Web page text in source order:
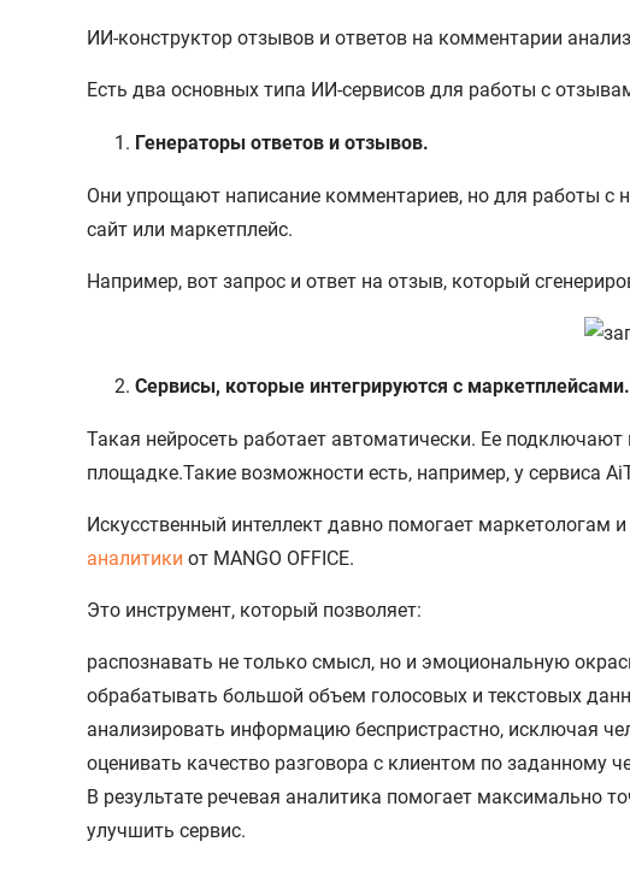
ИИ-конструктор отзывов и ответов на комментарии
Есть два основных типа ИИ-сервисов для работы с
Генераторы ответов и отзывов.
Они упрощают написание комментариев, но для работы с
сайт или маркетплейс.
Например, вот запрос и ответ на отзыв, который
Сервисы, которые интегрируются с маркетплейсами.
Такая нейросеть работает автоматически. Ее
площадке.Такие возможности есть, например, у сервиса
Искусственный интеллект давно помогает маркетологам
аналитики от MANGO OFFICE.
Это инструмент, который позволяет:
распознавать не только смысл, но и эмоциональную
обрабатывать большой объем голосовых и текстовых
анализировать информацию беспристрастно, исключая
оценивать качество разговора с клиентом по заданному
В результате речевая аналитика помогает максимально
улучшить сервис.